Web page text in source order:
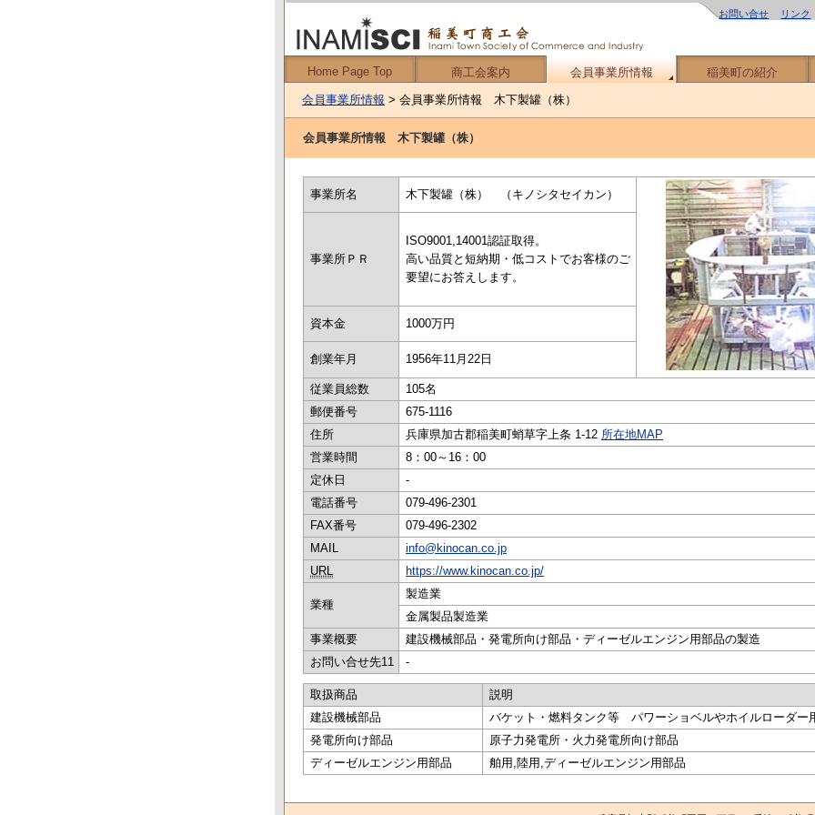
Home Page Top 商工会案内 会員事業所情報 稲美町の紹介
お問い合せ リンク
会員事業所情報 > 会員事業所情報 木下製罐（株）
会員事業所情報 木下製罐（株）
事業所名 木下製罐（株） （キノシタセイカン）
事業所ＰＲ
ISO9001,14001認証取得。
高い品質と短納期・低コストでお客様のご
要望にお答えします。
資本金 1000万円
創業年月 1956年11月22日
従業員総数
105名
郵便番号
675-1116
住所
兵庫県加古郡稲美町蛸草字上条 1-12 所在地MAP
営業時間
8：00～16：00
定休日
-
電話番号
079-496-2301
FAX番号
079-496-2302
MAIL
info@kinocan.co.jp
URL
https://www.kinocan.co.jp/
業種
製造業
金属製品製造業
事業概要
建設機械部品・発電所向け部品・ディーゼルエンジン用部品の製造
お問い合せ先11
-
取扱商品
説明
建設機械部品
バケット・燃料タンク等 パワーショベルやホイルローダー
発電所向け部品
原子力発電所・火力発電所向け部品
ディーゼルエンジン用部品
舶用,陸用,ディーゼルエンジン用部品